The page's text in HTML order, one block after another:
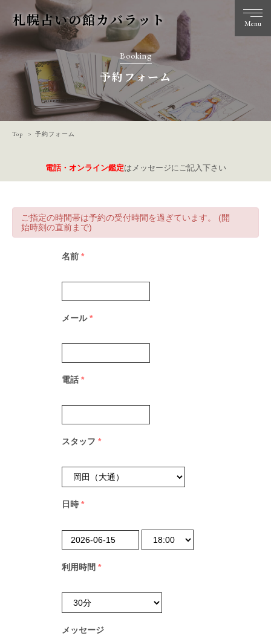
札幌占いの館カバラット Menu
Booking
予約フォーム
Top 予約フォーム
電話・オンライン鑑定はメッセージにご記入下さい
ご指定の時間帯は予約の受付時間を過ぎています。 (開
始時刻の直前まで)
名前 *
メール *
電話 *
スタッフ *
日時 *
利用時間 *
メッセージ